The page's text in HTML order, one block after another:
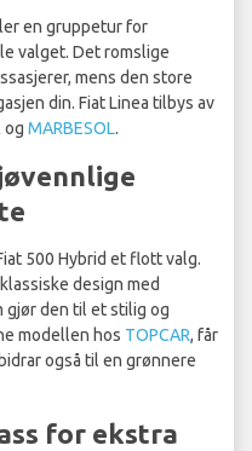
en gruppetur for
valget. Det romslige
mens den store
din. Fiat Linea tilbys av
og MARBESOL.
500 Hybrid et flott valg.
design med
gjør den til et stilig og
modellen hos TOPCAR, får
også til en grønnere
for ekstra